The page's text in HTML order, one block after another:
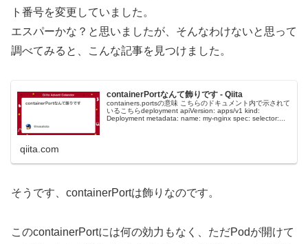
ト番号を変更していました。
エスパーかな？と思いましたが、そんなわけないと思って
調べてみると、こんな記事を見つけました。
containerPortなんて飾りです - Qiita
containers.portsの意味 こちらのドキュメント内で示されて
いるこちらdeployment apiVersion: apps/v1 kind:
Deployment metadata: name: my-nginx spec: selector:...
qiita.com
そうです、containerPortは飾りなのです。
このcontainerPortには何の効力もなく、ただPodが開けて